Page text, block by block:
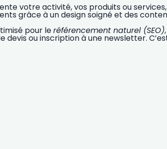
votre activité, vos produits ou
grâce à un design soigné et des
pour leréférencement naturel (SEO)
ou inscription à une newsletter.